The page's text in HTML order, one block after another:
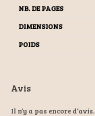
NB. DE PAGES
DIMENSIONS
POIDS
Avis
Il n’y a pas encore d’avis.